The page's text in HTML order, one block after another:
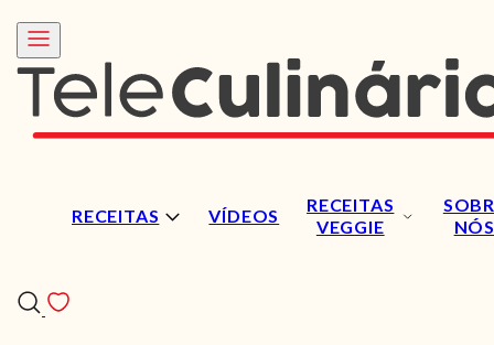
RECEITAS VÍDEOS
RECEITAS
VEGGIE
NÓS